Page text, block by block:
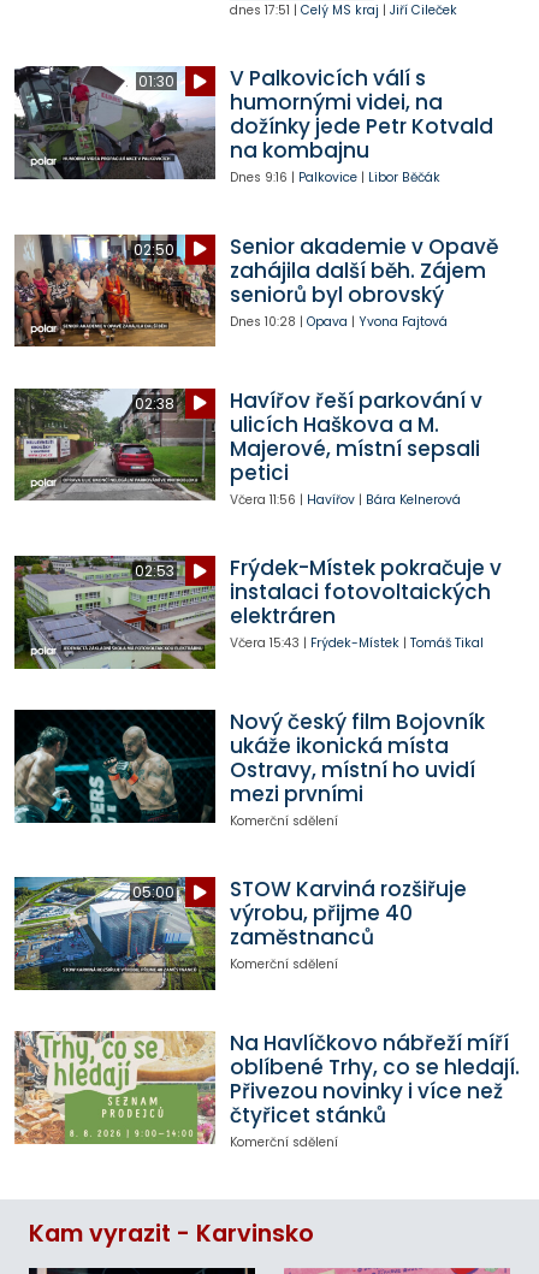
dnes 17:51 | Celý MS kraj | Jiří Cileček
01:30
V Palkovicích válí s
humornými videi, na
dožínky jede Petr Kotvald
na kombajnu
Dnes 9:16 | Palkovice| Libor Běčák
02:50
Senior akademie v Opavě
zahájila další běh. Zájem
seniorů byl obrovský
Dnes 10:28 | Opava | Yvona Fajtová
02:38
Havířov řeší parkování v
ulicích Haškova a M.
Majerové, místní sepsali
petici
Včera 11:56 | Havířov| Bára Kelnerová
02:53
Frýdek-Místek pokračuje v
instalaci fotovoltaických
elektráren
Včera 15:43 | Frýdek-Místek| Tomáš Tikal
Nový český film Bojovník
ukáže ikonická místa
Ostravy, místní ho uvidí
mezi prvními
Komerční sdělení
05:00
STOW Karviná rozšiřuje
výrobu, přijme 40
zaměstnanců
Komerční sdělení
Na Havlíčkovo nábřeží míří
oblíbené Trhy, co se hledají.
Přivezou novinky i více než
čtyřicet stánků
Komerční sdělení
Kam vyrazit - Karvinsko